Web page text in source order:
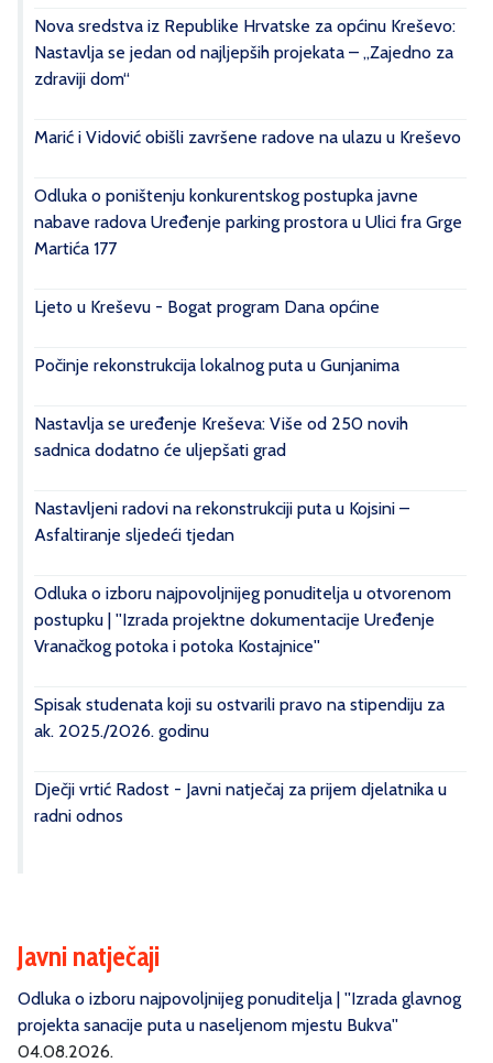
Nova sredstva iz Republike Hrvatske za općinu Kreševo:
Nastavlja se jedan od najljepših projekata – „Zajedno za
zdraviji dom“
Marić i Vidović obišli završene radove na ulazu u Kreševo
Odluka o poništenju konkurentskog postupka javne
nabave radova Uređenje parking prostora u Ulici fra Grge
Martića 177
Ljeto u Kreševu - Bogat program Dana općine
Počinje rekonstrukcija lokalnog puta u Gunjanima
Nastavlja se uređenje Kreševa: Više od 250 novih
sadnica dodatno će uljepšati grad
Nastavljeni radovi na rekonstrukciji puta u Kojsini –
Asfaltiranje sljedeći tjedan
Odluka o izboru najpovoljnijeg ponuditelja u otvorenom
postupku | ''Izrada projektne dokumentacije Uređenje
Vranačkog potoka i potoka Kostajnice''
Spisak studenata koji su ostvarili pravo na stipendiju za
ak. 2025./2026. godinu
Dječji vrtić Radost - Javni natječaj za prijem djelatnika u
radni odnos
Javni natječaji
Odluka o izboru najpovoljnijeg ponuditelja | ''Izrada glavnog
projekta sanacije puta u naseljenom mjestu Bukva''
04.08.2026.